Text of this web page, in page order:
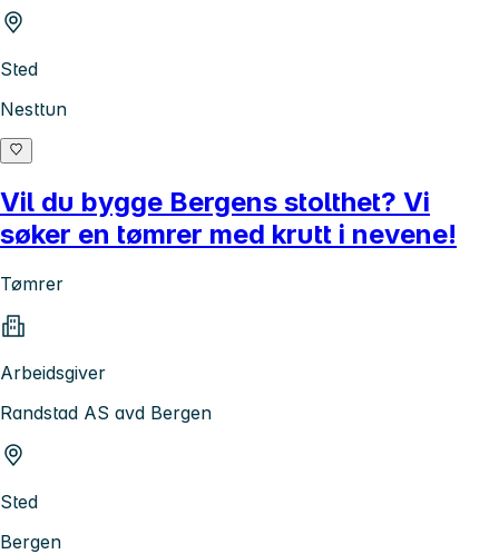
Sted
Nesttun
Vil du bygge Bergens stolthet? Vi
søker en tømrer med krutt i nevene!
Tømrer
Arbeidsgiver
Randstad AS avd Bergen
Sted
Bergen